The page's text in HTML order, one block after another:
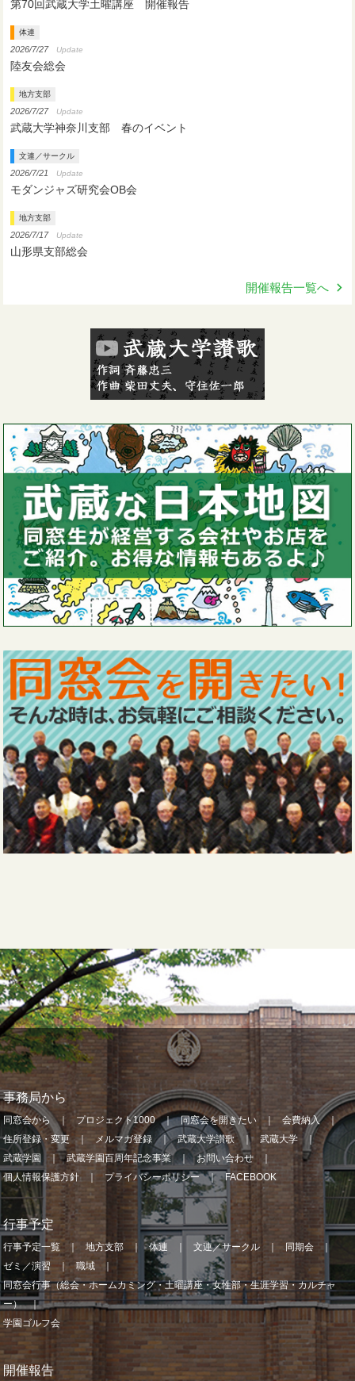
第70回武蔵大学土曜講座 開催報告
体連
2026/7/27 Update
陸友会総会
地方支部
2026/7/27 Update
武蔵大学神奈川支部 春のイベント
文連／サークル
2026/7/21 Update
モダンジャズ研究会OB会
地方支部
2026/7/17 Update
山形県支部総会
開催報告一覧へ
事務局から
同窓会から プロジェクト1000 同窓会を開きたい
会費納入
住所登録・変更
メルマガ登録 武蔵大学讃歌
武蔵大学
武蔵学園
武蔵学園百周年記念事業
お問い合わせ
個人情報保護方針
プライバシーポリシー FACEBOOK
行事予定
行事予定一覧 地方支部 体連 文連／サークル
同期会
ゼミ／演習
職域
同窓会行事（総会・ホームカミング・土曜講座・女性部・生涯学習・カルチャ
ー）
学園ゴルフ会
開催報告